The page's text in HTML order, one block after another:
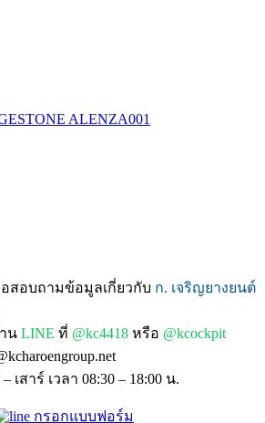
ALENZA001
สอบถามข้อมูลเกี่ยวกับ ก. เจริญยางยนต์
น LINE ที่ @kc4418 หรือ @kcockpit
เสาร์ เวลา 08:30 – 18:00 น.
กรอกแบบฟอร์ม